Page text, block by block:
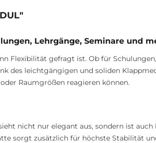
Lehrgänge, Seminare und
Flexibilität gefragt ist. Ob für
des leichtgängigen und soliden
Raumgrößen reagieren können.
nicht nur elegant aus, sondern ist
sorgt zusätzlich für höchste Stabilität